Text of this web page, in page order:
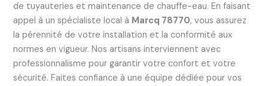
de tuyauteries et maintenance de chauffe-eau. En faisant
appel à un spécialiste local à Marcq 78770, vous assurez
la pérennité de votre installation et la conformité aux
normes en vigueur. Nos artisans interviennent avec
professionnalisme pour garantir votre confort et votre
sécurité. Faites confiance à une équipe dédiée pour vos